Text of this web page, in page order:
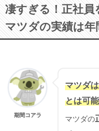
凄すぎる！正社員
マツダの実績は年
期間コアラ
マツダ
とは可
マツダの